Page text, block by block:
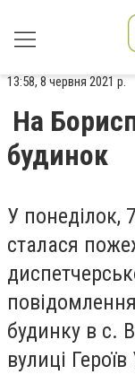
13:58, 8 червня 2021 р.
На
будинок
У понеділок,
сталася
будинку в с.
вулиці